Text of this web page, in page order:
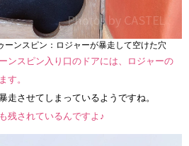
ーンスピン：ロジャーが暴走して空けた穴
ンスピン入り口のドアには、ロジャーの
す。
走させてしまっているようですね。
残されているんですよ♪